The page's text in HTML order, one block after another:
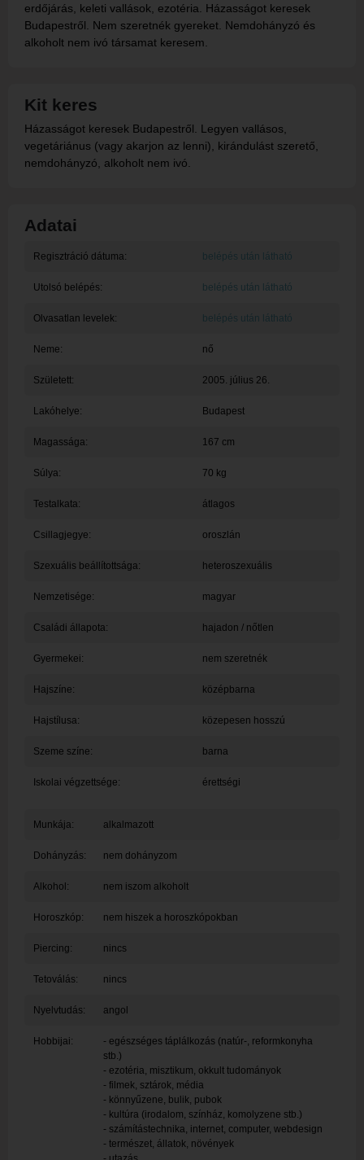
erdőjárás, keleti vallások, ezotéria. Házasságot keresek
Budapestről. Nem szeretnék gyereket. Nemdohányzó és
alkoholt nem ivó társamat keresem.
Kit keres
Házasságot keresek Budapestről. Legyen vallásos,
vegetáriánus (vagy akarjon az lenni), kirándulást szerető,
nemdohányzó, alkoholt nem ivó.
Adatai
Regisztráció dátuma: belépés után látható
Utolsó belépés: belépés után látható
Olvasatlan levelek: belépés után látható
Neme: nő
Született: 2005. július 26.
Lakóhelye: Budapest
Magassága: 167 cm
Súlya: 70 kg
Testalkata: átlagos
Csillagjegye: oroszlán
Szexuális beállítottsága: heteroszexuális
Nemzetisége: magyar
Családi állapota: hajadon / nőtlen
Gyermekei: nem szeretnék
Hajszíne: középbarna
Hajstílusa: közepesen hosszú
Szeme színe: barna
Iskolai végzettsége: érettségi
Munkája: alkalmazott
Dohányzás: nem dohányzom
Alkohol: nem iszom alkoholt
Horoszkóp: nem hiszek a horoszkópokban
Piercing: nincs
Tetoválás: nincs
Nyelvtudás: angol
Hobbijai:
- egészséges táplálkozás (natúr-, reformkonyha
stb.)
- ezotéria, misztikum, okkult tudományok
- filmek, sztárok, média
- könnyűzene, bulik, pubok
- kultúra (irodalom, színház, komolyzene stb.)
- számítástechnika, internet, computer, webdesign
- természet, állatok, növények